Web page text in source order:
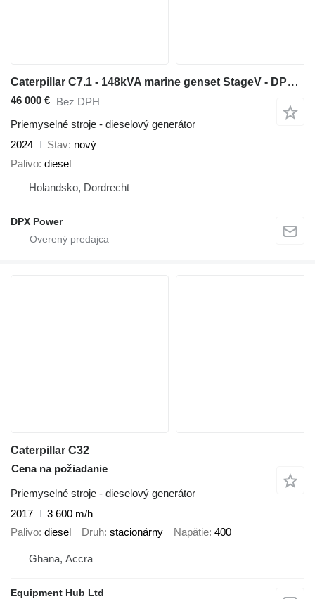
Caterpillar C7.1 - 148kVA marine genset StageV - DPX-18270
46 000 € Bez DPH
Priemyselné stroje - dieselový generátor
2024
Stav nový
Palivo diesel
Holandsko, Dordrecht
DPX Power
Caterpillar C32
Cena na požiadanie
Priemyselné stroje - dieselový generátor
2017
3 600 m/h
Palivo diesel Druh stacionárny Napätie 400
Ghana, Accra
Equipment Hub Ltd